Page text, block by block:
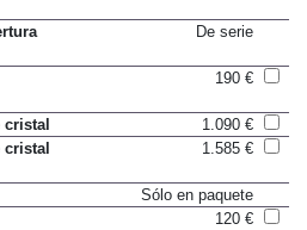
De serie
190 €
1.090 €
1.585 €
Sólo en paquete
120 €